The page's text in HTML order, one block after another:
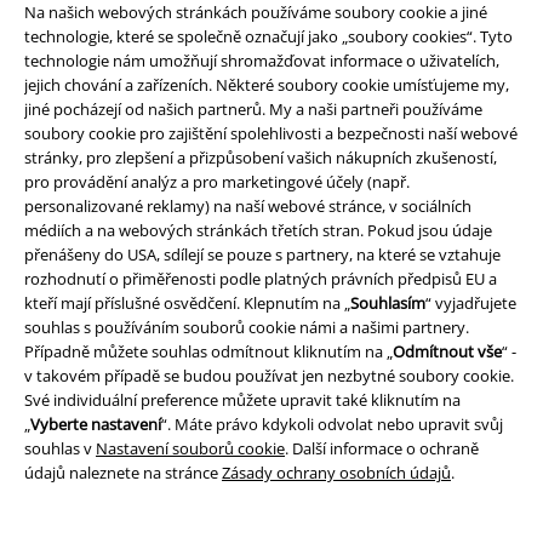
Na našich webových stránkách používáme soubory cookie a jiné
technologie, které se společně označují jako „soubory cookies“. Tyto
technologie nám umožňují shromažďovat informace o uživatelích,
jejich chování a zařízeních. Některé soubory cookie umísťujeme my,
jiné pocházejí od našich partnerů. My a naši partneři používáme
soubory cookie pro zajištění spolehlivosti a bezpečnosti naší webové
stránky, pro zlepšení a přizpůsobení vašich nákupních zkušeností,
pro provádění analýz a pro marketingové účely (např.
personalizované reklamy) na naší webové stránce, v sociálních
médiích a na webových stránkách třetích stran. Pokud jsou údaje
přenášeny do USA, sdílejí se pouze s partnery, na které se vztahuje
rozhodnutí o přiměřenosti podle platných právních předpisů EU a
kteří mají příslušné osvědčení. Klepnutím na „Souhlasím“ vyjadřujete
souhlas s používáním souborů cookie námi a našimi partnery.
Případně můžete souhlas odmítnout kliknutím na „Odmítnout vše“ -
v takovém případě se budou používat jen nezbytné soubory cookie.
Své individuální preference můžete upravit také kliknutím na
„Vyberte nastavení“. Máte právo kdykoli odvolat nebo upravit svůj
souhlas v Nastavení souborů cookie. Další informace o ochraně
údajů naleznete na stránceZásady ochrany osobních údajů.
Právní informace
Podmínky
Prohlášení
Ochrana osobních údajů
Likvidace odpadu a ochrana životního prostředí
Prohlášení o shodě